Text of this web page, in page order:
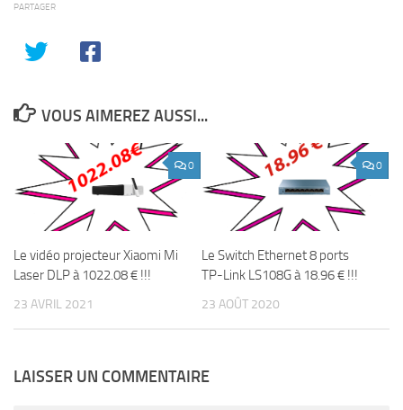
PARTAGER
VOUS AIMEREZ AUSSI...
0
Le vidéo projecteur Xiaomi Mi
Laser DLP à 1022.08 € !!!
23 AVRIL 2021
0
Le Switch Ethernet 8 ports
TP-Link LS108G à 18.96 € !!!
23 AOÛT 2020
LAISSER UN COMMENTAIRE